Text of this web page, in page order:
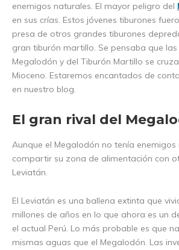
enemigos naturales. El mayor peligro del
en sus crías. Estos jóvenes tiburones
presa de otros grandes tiburones
gran tiburón martillo. Se pensaba que
Megalodón y del Tiburón Martillo se
Mioceno. Estaremos encantados de
en nuestro blog.
El gran rival del
Aunque el Megalodón no tenía enemigos
compartir su zona de alimentación con
Leviatán.
El Leviatán es una ballena extinta que
millones de años en lo que ahora es un
el actual Perú. Lo más probable es que
mismas aguas que el Megalodón. Las